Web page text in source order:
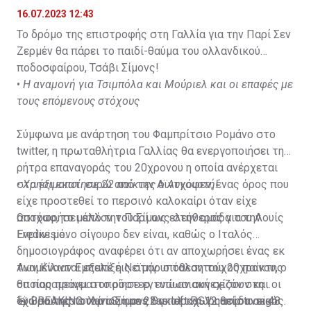
16.07.2023 12:43
Το δρόμο της επιστροφής στη Γαλλία για την Παρί Σεν
Ζερμέν θα πάρει το παιδί-θαύμα του ολλανδικού
ποδοσφαίρου, Τσάβι Σίμονς!
• Η αναμονή για Τσιμπόλα και Μούριελ και οι επαφές με
τους επόμενους στόχους
Σύμφωνα με ανάρτηση του Φαμπρίτσιο Ρομάνο στο
twitter, η πρωταθλήτρια Γαλλίας θα ενεργοποιήσει τη
ρήτρα επαναγοράς του 20χρονου η οποία ανέρχεται
στα έξι εκατ. ευρώ από την Αϊντχόφεν, ένας όρος που
είχε προστεθεί το περσινό καλοκαίρι όταν είχε
αποχωρήσει από την Παρί ως ελεύθερος για την
Eredivisie.
•Χρησιμοποίησε 22 παίκτες ο Αυγουστή!
Ωστόσο, το μέλλον του Σίμονς στην ομάδα του Λουίς
Ενρίκε μόνο σίγουρο δεν είναι, καθώς ο Ιταλός
δημοσιογράφος αναφέρει ότι αν αποχωρήσει ένας εκ
των Κίλιαν Εμπαπέ ή Νεϊμάρ o ταλαντούχος παίκτης
θα παραμείνει στο ρόστερ, ενώ αν συνεχίσουν και οι
δυο σούπερ σταρ ο Σίμονς θα παραχωρηθεί δανεικός.
Αναμένονται εξελίξεις στην υπόθεση του 20χρονου, ο
οποίος πραγματοποίησε εντυπωσιακή σεζόν στη
«χώρα της τουλίπας» με 22 γκολ και 12 ασίστ σε 48
🚨 BREAKING: Xavi Simons has left PSV camp to sign